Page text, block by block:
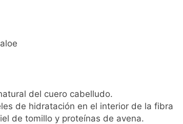
del cuero cabelludo.
de hidratación en el interior de la fibra
de tomillo y proteínas de avena.